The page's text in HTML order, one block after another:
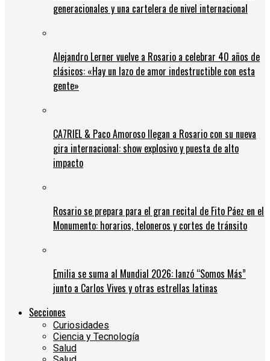
generacionales y una cartelera de nivel internacional
Alejandro Lerner vuelve a Rosario a celebrar 40 años de
clásicos: «Hay un lazo de amor indestructible con esta
gente»
CA7RIEL & Paco Amoroso llegan a Rosario con su nueva
gira internacional: show explosivo y puesta de alto
impacto
Rosario se prepara para el gran recital de Fito Páez en el
Monumento: horarios, teloneros y cortes de tránsito
Emilia se suma al Mundial 2026: lanzó “Somos Más”
junto a Carlos Vives y otras estrellas latinas
Secciones
Curiosidades
Ciencia y Tecnología
Salud